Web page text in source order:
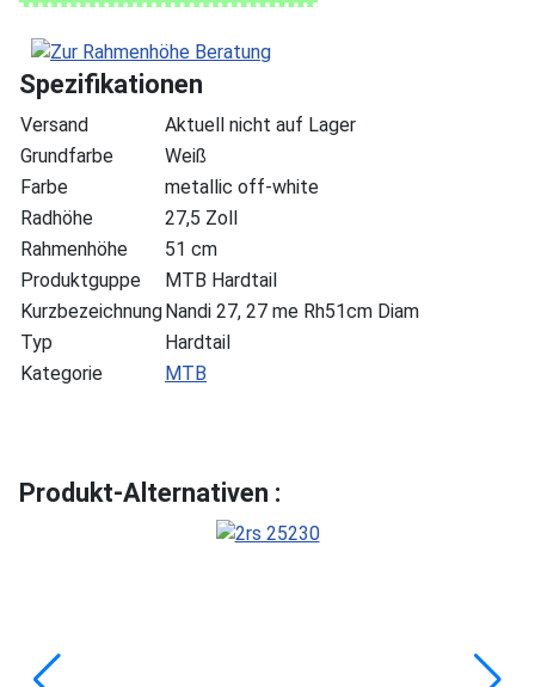
Spezifikationen
Versand
Aktuell nicht auf Lager
Grundfarbe
Weiß
Farbe
metallic off-white
Radhöhe
27,5 Zoll
Rahmenhöhe
51 cm
Produktguppe
MTB Hardtail
KurzbezeichnungNandi 27, 27 me Rh51cm Diam
Typ
Hardtail
Kategorie
MTB
Produkt-Alternativen :